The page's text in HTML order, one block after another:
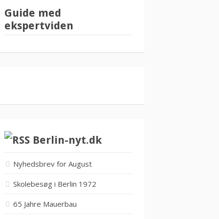
Guide med
ekspertviden
Berlin-nyt.dk
Nyhedsbrev for August
Skolebesøg i Berlin 1972
65 Jahre Mauerbau